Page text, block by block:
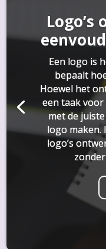
Een logo is
bepaalt
Hoewel het
een taak
met de
logo maken.
logo’s